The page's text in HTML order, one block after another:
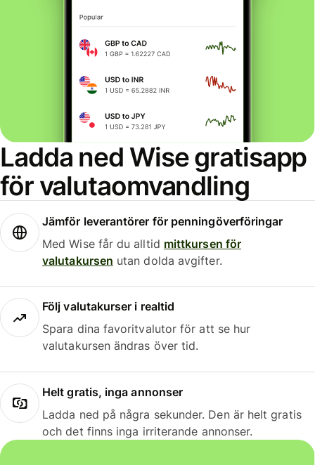
Ladda ned Wise gratisapp
för valutaomvandling
Jämför leverantörer för penningöverföringar
Med Wise får du alltid mittkursen för
valutakursen utan dolda avgifter.
Följ valutakurser i realtid
Spara dina favoritvalutor för att se hur
valutakursen ändras över tid.
Helt gratis, inga annonser
Ladda ned på några sekunder. Den är helt gratis
och det finns inga irriterande annonser.